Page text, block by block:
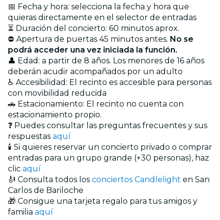
📅 Fecha y hora: selecciona la fecha y hora que
quieras directamente en el selector de entradas
⏳ Duración del concierto: 60 minutos aprox.
⛔ Apertura de puertas 45 minutos antes. No se
podrá acceder una vez iniciada la función.
👤 Edad: a partir de 8 años. Los menores de 16 años
deberán acudir acompañados por un adulto
♿ Accesibilidad: El recinto es accesible para personas
con movibilidad reducida
🚗 Estacionamiento: El recinto no cuenta con
estacionamiento propio.
❓ Puedes consultar las preguntas frecuentes y sus
respuestas aquí
🕯️ Si quieres reservar un concierto privado o comprar
entradas para un grupo grande (+30 personas), haz
clic aquí
🎻 Consulta todos los conciertos Candlelight en San
Carlos de Bariloche
🎁 Consigue una tarjeta regalo para tus amigos y
familia aquí